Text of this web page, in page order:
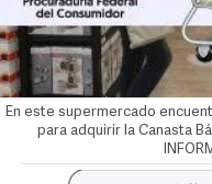
En este supermercado
para adquirir la Canasta